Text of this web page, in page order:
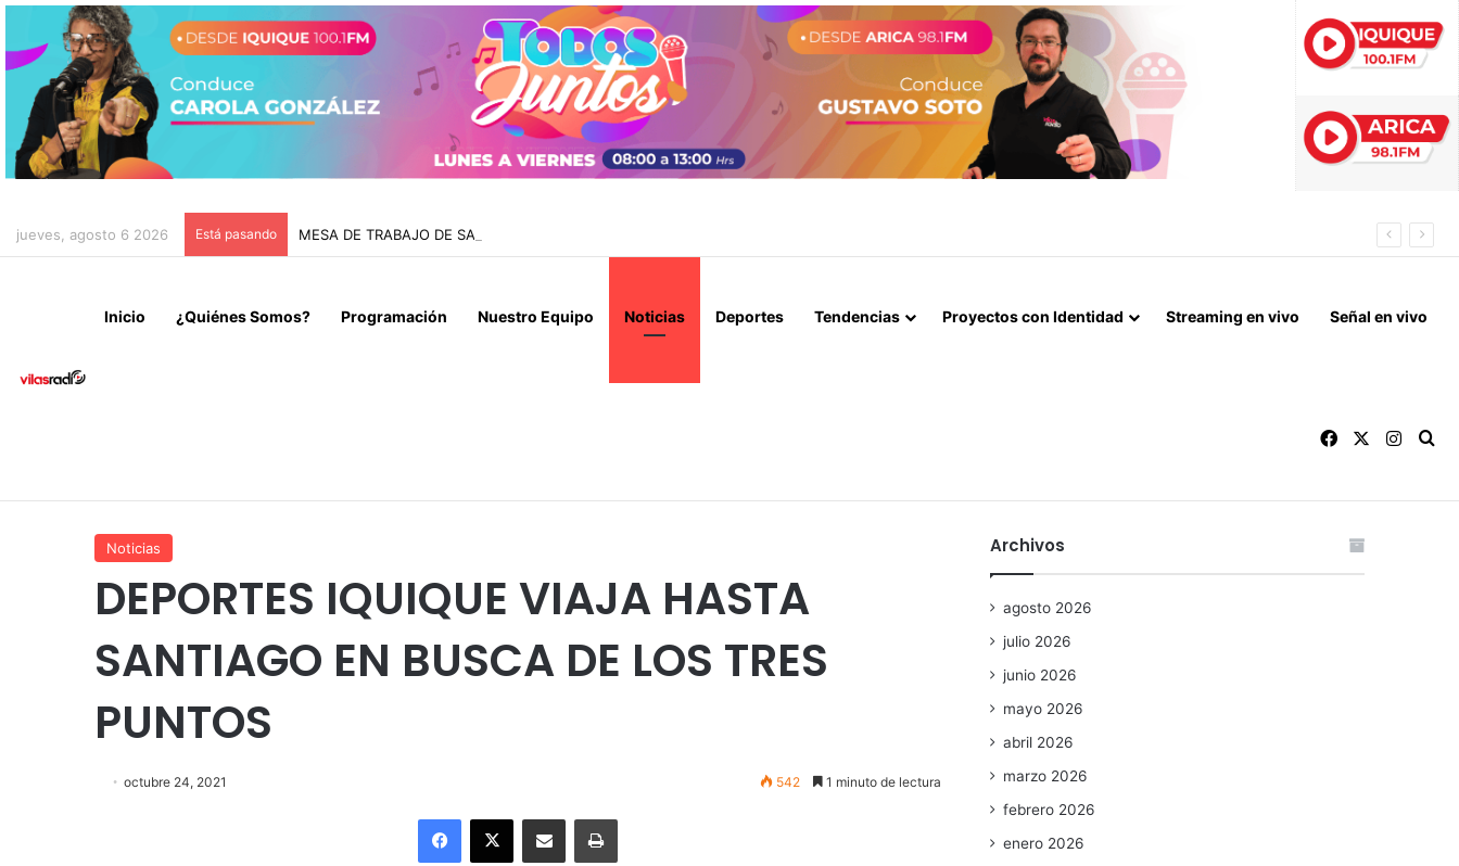
jueves, agosto 6 2026 Está pasando MESA DE TRABAJO DE SAN LORENZO DESMIENTE AUTORIZACIÓN DE «ENTRADA DE LOLITOS» PARA EL DOMINGO
Inicio ¿Quiénes Somos? Programación Nuestro Equipo Noticias Deportes Tendencias Proyectos con Identidad Streaming en vivo Señal en vivo
Facebook
Noticias
DEPORTES IQUIQUE VIAJA HASTA
SANTIAGO EN BUSCA DE LOS TRES
PUNTOS
octubre 24, 2021 542 1 minuto de lectura
Facebook
X Enviar vía email Imprimir
Archivos
agosto 2026
julio 2026
junio 2026
mayo 2026
abril 2026
marzo 2026
febrero 2026
enero 2026